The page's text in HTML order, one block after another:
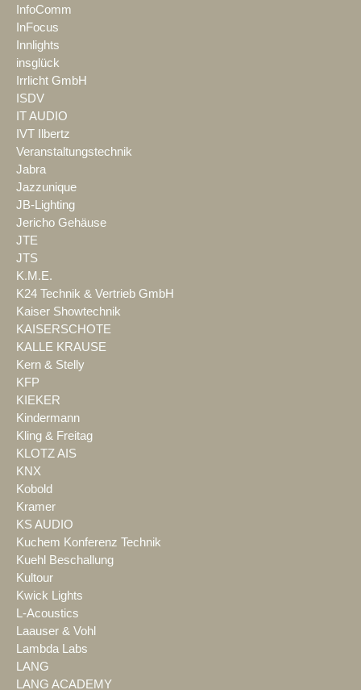
InfoComm
InFocus
Innlights
insglück
Irrlicht GmbH
ISDV
IT AUDIO
IVT Ilbertz
Veranstaltungstechnik
Jabra
Jazzunique
JB-Lighting
Jericho Gehäuse
JTE
JTS
K.M.E.
K24 Technik & Vertrieb GmbH
Kaiser Showtechnik
KAISERSCHOTE
KALLE KRAUSE
Kern & Stelly
KFP
KIEKER
Kindermann
Kling & Freitag
KLOTZ AIS
KNX
Kobold
Kramer
KS AUDIO
Kuchem Konferenz Technik
Kuehl Beschallung
Kultour
Kwick Lights
L-Acoustics
Laauser & Vohl
Lambda Labs
LANG
LANG ACADEMY